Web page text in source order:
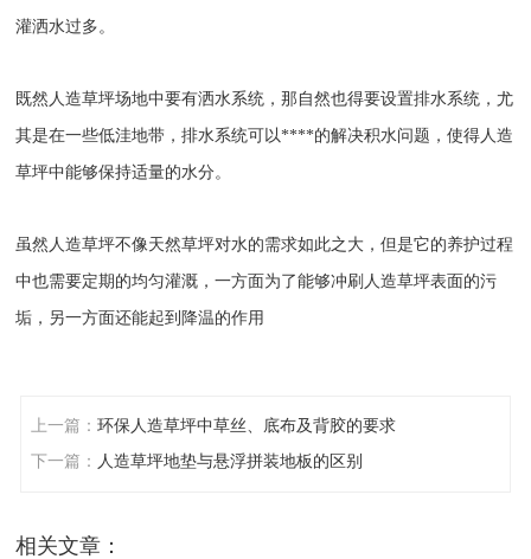
灌洒水过多。
既然人造草坪场地中要有洒水系统，那自然也得要设置排水系统，尤
其是在一些低洼地带，排水系统可以****的解决积水问题，使得人造
草坪中能够保持适量的水分。
虽然人造草坪不像天然草坪对水的需求如此之大，但是它的养护过程
中也需要定期的均匀灌溉，一方面为了能够冲刷人造草坪表面的污
垢，另一方面还能起到降温的作用
上一篇：环保人造草坪中草丝、底布及背胶的要求
下一篇： 人造草坪地垫与悬浮拼装地板的区别
相关文章：